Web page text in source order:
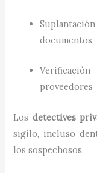
documentos
proveedores
Los detectives
sigilo, incluso
los sospechosos.